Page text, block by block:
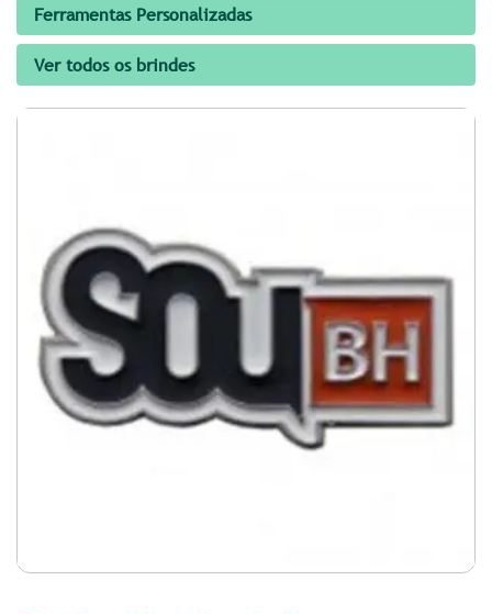
Ferramentas Personalizadas
Ver todos os brindes